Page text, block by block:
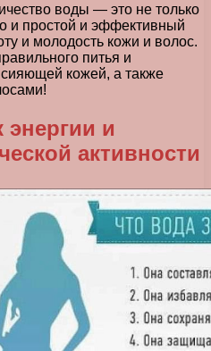
воды — это не только
и простой и эффективный
и молодость кожи и волос.
питья и
кожей, а также
и
активности